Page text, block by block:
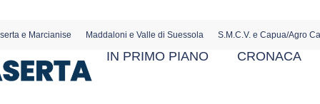
e Marcianise Maddaloni e Valle di Suessola S.M.C.V. e Capua/Agro
IN PRIMO PIANO CRONACA